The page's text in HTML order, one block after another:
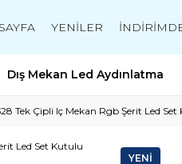
YENİLER
Dış Mekan Led Aydınlatma
Tek Çipli Iç Mekan Rgb Şerit Led
YENİ